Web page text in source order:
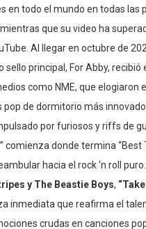
en todo el mundo en todas las
que su video ha
Al llegar en octubre de
sello principal, For Abby, recibió
como NME, que elogiaron
pop de dormitorio más
por furiosos y riffs de
comienza donde termina “Best
hacia el rock ‘n roll
y The Beastie Boys,
inmediata que reafirma el
crudas en canciones